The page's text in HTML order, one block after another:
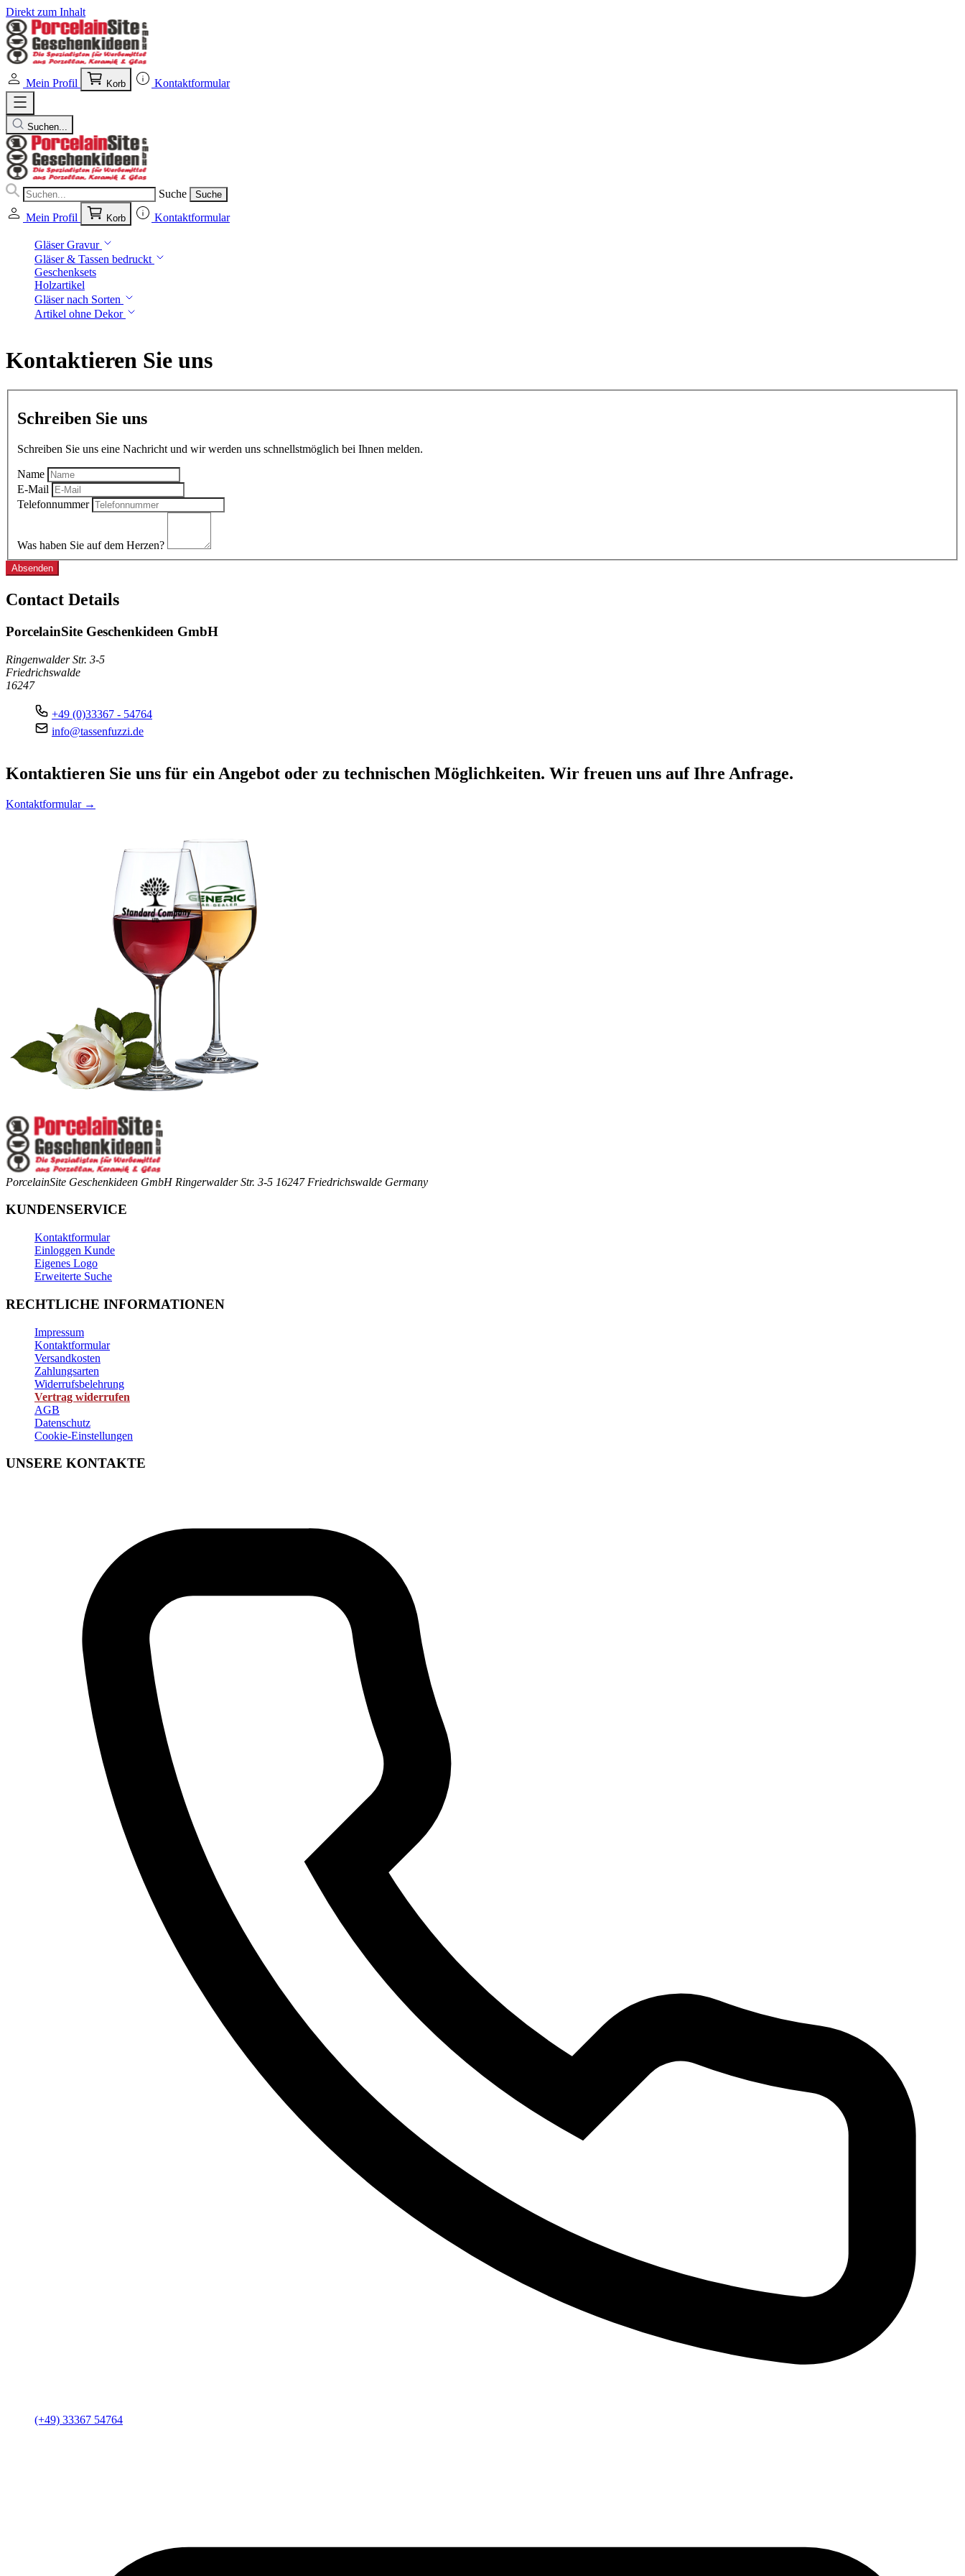
Direkt zum Inhalt
Mein Profil Korb Kontaktformular
Suchen...
Suche Suche
Mein Profil Korb Kontaktformular
Gläser Gravur
Gläser & Tassen bedruckt
Geschenksets
Holzartikel
Gläser nach Sorten
Artikel ohne Dekor
Kontaktieren Sie uns
Schreiben Sie uns
Schreiben Sie uns eine Nachricht und wir werden uns schnellstmöglich bei Ihnen melden.
Name
E-Mail
Telefonnummer
Was haben Sie auf dem Herzen?
Absenden
Contact Details
PorcelainSite Geschenkideen GmbH
Ringenwalder Str. 3-5
Friedrichswalde
16247
+49 (0)33367 - 54764
info@tassenfuzzi.de
Kontaktieren Sie uns für ein Angebot oder zu technischen Möglichkeiten. Wir freuen uns auf Ihre Anfrage.
Kontaktformular →
PorcelainSite Geschenkideen GmbH Ringerwalder Str. 3-5 16247 Friedrichswalde Germany
KUNDENSERVICE
Kontaktformular
Einloggen Kunde
Eigenes Logo
Erweiterte Suche
RECHTLICHE INFORMATIONEN
Impressum
Kontaktformular
Versandkosten
Zahlungsarten
Widerrufsbelehrung
Vertrag widerrufen
AGB
Datenschutz
Cookie-Einstellungen
UNSERE KONTAKTE
(+49) 33367 54764